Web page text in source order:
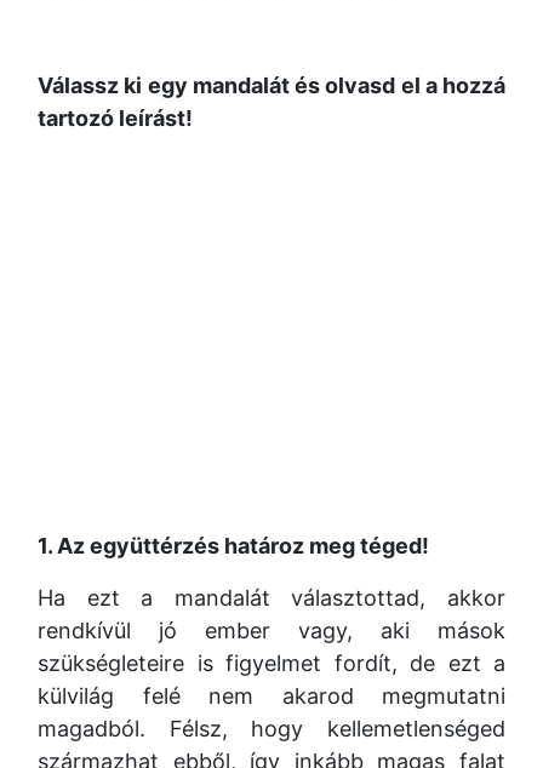
Válassz ki egy mandalát és olvasd el a hozzá
tartozó leírást!
1. Az együttérzés határoz meg téged!
Ha ezt a mandalát választottad, akkor
rendkívül jó ember vagy, aki mások
szükségleteire is figyelmet fordít, de ezt a
külvilág felé nem akarod megmutatni
magadból. Félsz, hogy kellemetlenséged
származhat ebből, így inkább magas falat